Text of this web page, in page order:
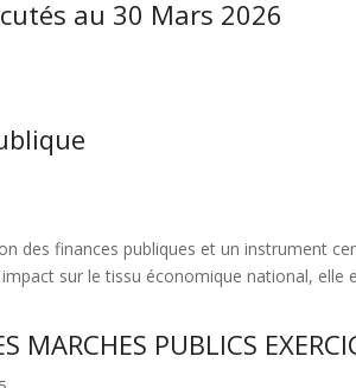
au 30 Mars 2026
des finances publiques et un instrument
sur le tissu économique national,
MARCHES PUBLICS